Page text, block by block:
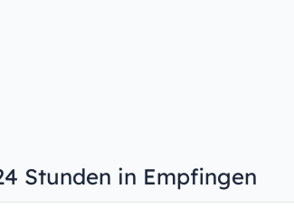
Stunden in Empfingen